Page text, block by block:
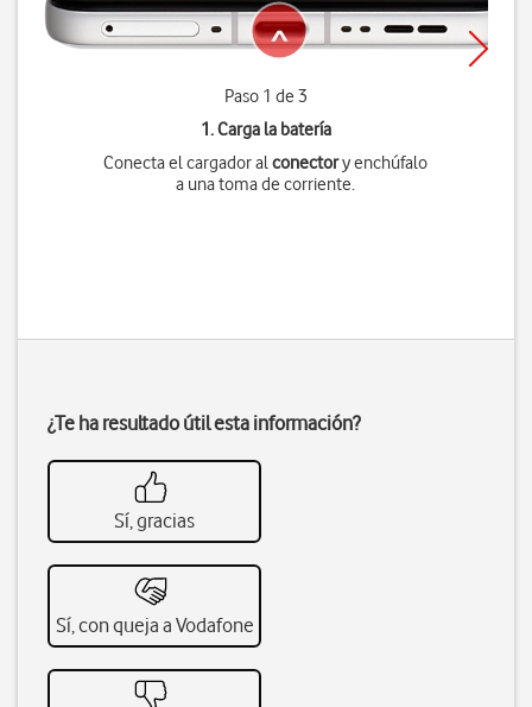
Paso 1 de 3
1. Carga la batería
Conecta el cargador alconectory enchúfalo
a una toma de corriente.
¿Te ha resultado útil esta información?
Sí, gracias
Sí, con queja a Vodafone